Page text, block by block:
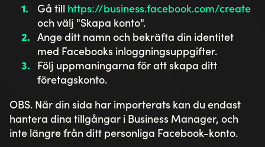
Gå till https://business.facebook.com/create
och välj "Skapa konto".
Ange ditt namn och bekräfta din identitet
med Facebooks inloggningsuppgifter.
Följ uppmaningarna för att skapa ditt
företagskonto.
OBS. När din sida har importerats kan du endast
hantera dina tillgångar i Business Manager, och
inte längre från ditt personliga Facebook-konto.